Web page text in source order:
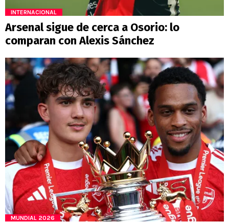
INTERNACIONAL
Arsenal sigue de cerca a Osorio: lo
comparan con Alexis Sánchez
MUNDIAL 2026